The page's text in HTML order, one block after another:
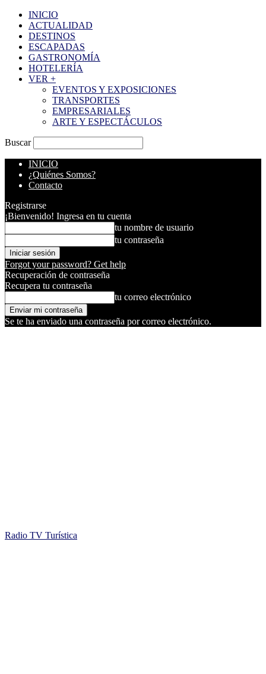
INICIO
ACTUALIDAD
DESTINOS
ESCAPADAS
GASTRONOMÍA
HOTELERÍA
VER +
EVENTOS Y EXPOSICIONES
TRANSPORTES
EMPRESARIALES
ARTE Y ESPECTÁCULOS
Buscar
INICIO
¿Quiénes Somos?
Contacto
Registrarse
¡Bienvenido! Ingresa en tu cuenta
tu nombre de usuario
tu contraseña
Forgot your password? Get help
Recuperación de contraseña
Recupera tu contraseña
tu correo electrónico
Se te ha enviado una contraseña por correo electrónico.
Radio TV Turística